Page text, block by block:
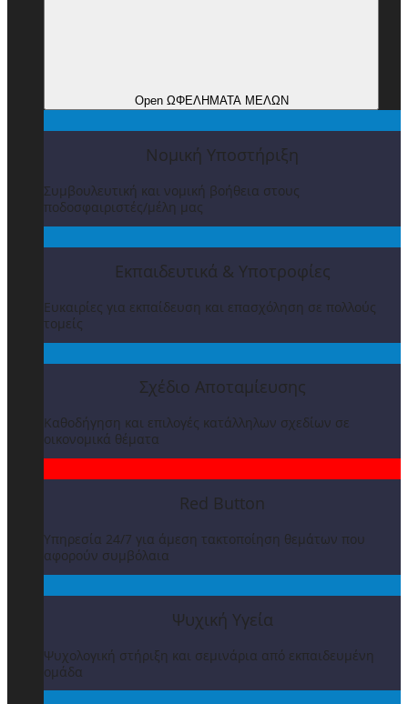
Open ΩΦΕΛΗΜΑΤΑ ΜΕΛΩΝ
Νομική Υποστήριξη
Συμβουλευτική και νομική βοήθεια στους
ποδοσφαιριστές/μέλη μας
Εκπαιδευτικά & Υποτροφίες
Ευκαιρίες για εκπαίδευση και επασχόληση σε πολλούς
τομείς
Σχέδιο Αποταμίευσης
Καθοδήγηση και επιλογές κατάλληλων σχεδίων σε
οικονομικά θέματα
Red Button
Υπηρεσία 24/7 για άμεση τακτοποίηση θεμάτων που
αφορούν συμβόλαια
Ψυχική Υγεία
Ψυχολογική στήριξη και σεμινάρια από εκπαιδευμένη
ομάδα